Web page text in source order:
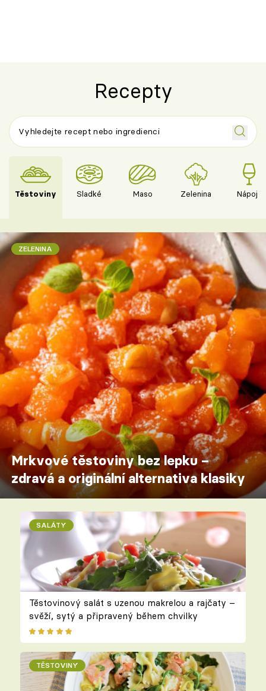
Recepty
Těstoviny Sladké Maso Zelenina Nápoje
ZELENINA
Mrkvové těstoviny bez lepku –
zdravá a originální alternativa klasiky
SALÁTY
Těstovinový salát s uzenou makrelou a rajčaty –
svěží, sytý a připravený během chvilky
TĚSTOVINY